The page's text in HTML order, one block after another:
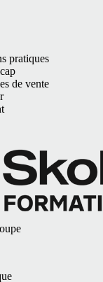
pratiques
de vente